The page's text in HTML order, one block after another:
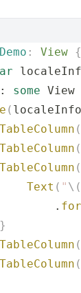
: View {
some View
(
(
(
(
Text
( " \(
.
(
(